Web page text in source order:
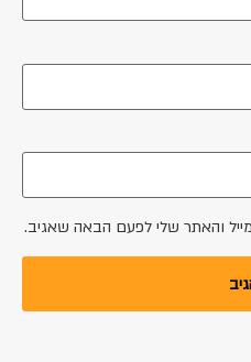
והאתר שלי לפעם הבאה שאגיב.